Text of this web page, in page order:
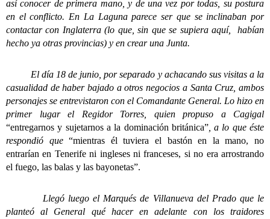
así conocer de primera mano, y de una vez por todas, su postura
en el conflicto. En La Laguna parece ser que se inclinaban por
contactar con Inglaterra (lo que, sin que se supiera aquí, habían
hecho ya otras provincias) y en crear una Junta.
El día 18 de junio, por separado y achacando sus visitas a la
casualidad de haber bajado a otros negocios a Santa Cruz, ambos
personajes se entrevistaron con el Comandante General. Lo hizo en
primer lugar el Regidor Torres, quien propuso a Cagigal
“entregarnos y sujetarnos a la dominación británica”, a lo que éste
respondió que“mientras él tuviera el bastón en la mano, no
entrarían en Tenerife ni ingleses ni franceses, si no era arrostrando
el fuego, las balas y las bayonetas”.
Llegó luego el Marqués de Villanueva del Prado que le
planteó al General qué hacer en adelante con los traidores